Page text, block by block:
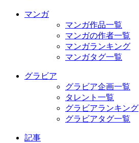
マンガ
マンガ作品一覧
マンガの作者一覧
マンガランキング
マンガタグ一覧
グラビア
グラビア企画一覧
タレント一覧
グラビアランキング
グラビアタグ一覧
記事